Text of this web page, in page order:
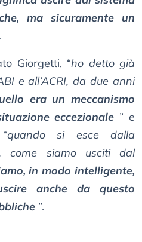
ma sicuramente un
Giorgetti, “ho detto già
e all’ACRI, da due anni
era un meccanismo
eccezionale ” e
quando si esce dalla
come siamo usciti dal
in modo intelligente,
anche da questo
”.